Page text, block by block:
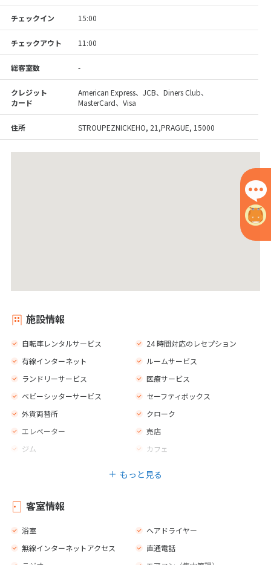
チェックイン 15:00
チェックアウト 11:00
総客室数 -
クレジット
カード
American Express、JCB、Diners Club、
MasterCard、Visa
住所 STROUPEZNICKEHO, 21,PRAGUE, 15000
施設情報
自転車レンタルサービス
24 時間対応のレセプション
有線インターネット
ルームサービス
ランドリーサービス
医療サービス
ベビーシッターサービス
セーフティボックス
外貨両替所
クローク
エレベーター
売店
ジム
カフェ
もっと見る
客室情報
浴室
ヘアドライヤー
無線インターネットアクセス
直通電話